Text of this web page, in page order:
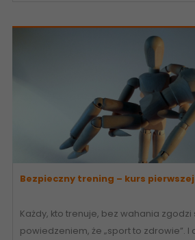
Bezpieczny trening – kurs
Każdy, kto trenuje, bez wahania
powiedzeniem, że „sport to zdrowie”. I